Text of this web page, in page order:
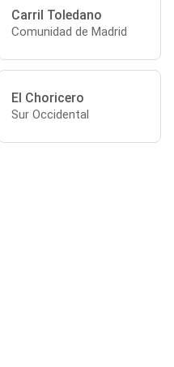
Carril Toledano
Comunidad de Madrid
El Choricero
Sur Occidental